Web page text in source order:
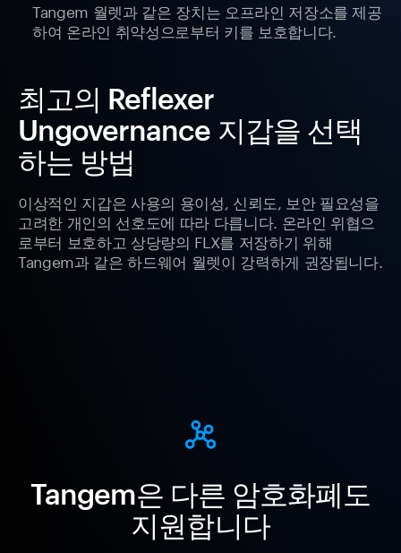
Tangem 월렛과 같은 장치는 오프라인 저장소를 제공
하여 온라인 취약성으로부터 키를 보호합니다.
최고의 Reflexer
Ungovernance 지갑을 선택
하는 방법
이상적인 지갑은 사용의 용이성, 신뢰도, 보안 필요성을
고려한 개인의 선호도에 따라 다릅니다. 온라인 위협으
로부터 보호하고 상당량의 FLX를 저장하기 위해
Tangem과 같은 하드웨어 월렛이 강력하게 권장됩니다.
Tangem은 다른 암호화폐도
지원합니다